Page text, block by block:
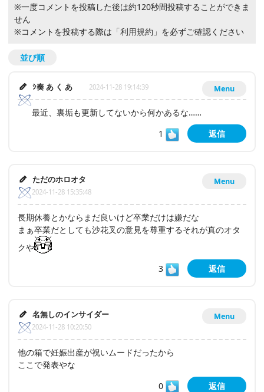
※一度コメントを投稿した後は約120秒間投稿することができま
せん
※コメントを投稿する際は 「利用規約」 を必ずご確認ください
並び順
Menu
ｼ奏 あ く あ 2024-11-28 19:14:39
最近、裏垢も更新してないから何かあるな……
1
返信
Menu
ただのホロオタ
2024-11-28 15:35:48
長期休養とかならまだ良いけど卒業だけは嫌だな
まぁ卒業だとしても沙花叉の意見を尊重するそれが真のオタ
クや
3
返信
Menu
名無しのインサイダー
2024-11-28 10:20:50
他の箱で妊娠出産が祝いムードだったから
ここで発表やな
0
返信